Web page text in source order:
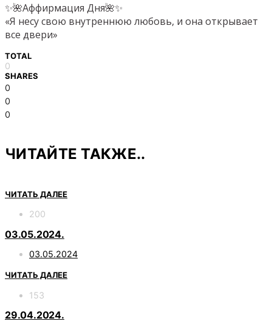
✨🌺Аффирмация Дня🌺✨
«Я несу свою внутреннюю любовь, и она открывает
все двери»
TOTAL
0
SHARES
0
0
0
ЧИТАЙТЕ ТАКЖЕ..
ЧИТАТЬ ДАЛЕЕ
200
03.05.2024.
03.05.2024
ЧИТАТЬ ДАЛЕЕ
153
29.04.2024.